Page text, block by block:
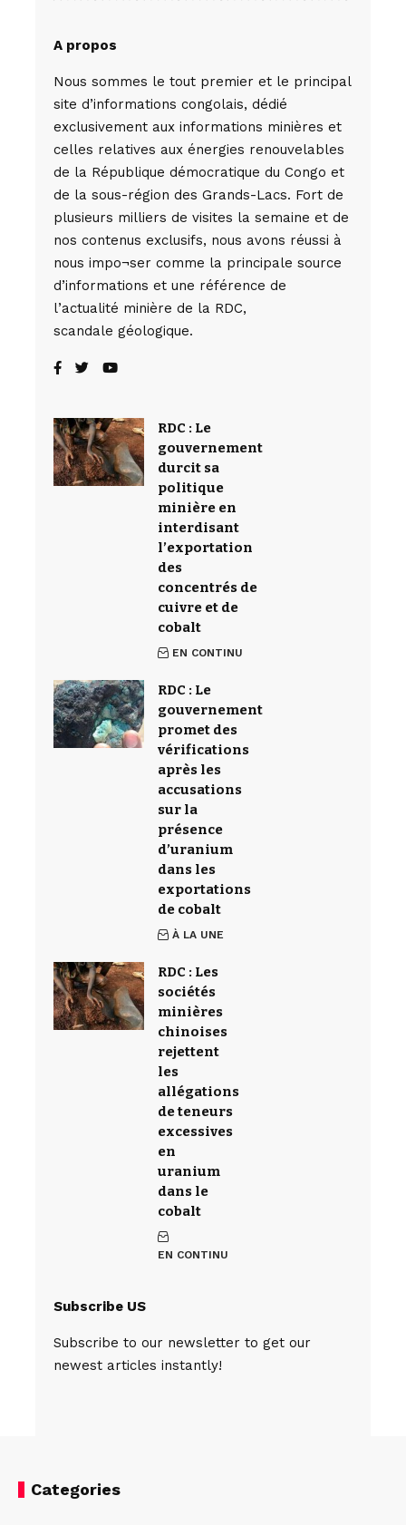
A propos
Nous sommes le tout premier et le principal
site d’informations congolais, dédié
exclusivement aux informations minières et
celles relatives aux énergies renouvelables
de la République démocratique du Congo et
de la sous-région des Grands-Lacs. Fort de
plusieurs milliers de visites la semaine et de
nos contenus exclusifs, nous avons réussi à
nous impo¬ser comme la principale source
d’informations et une référence de
l’actualité minière de la RDC,
scandale géologique.
RDC : Le
gouvernement
durcit sa
politique
minière en
interdisant
l’exportation
des
concentrés de
cuivre et de
cobalt
EN CONTINU
RDC : Le
gouvernement
promet des
vérifications
après les
accusations
sur la
présence
d’uranium
dans les
exportations
de cobalt
À LA UNE
RDC : Les
sociétés
minières
chinoises
rejettent
les
allégations
de teneurs
excessives
en
uranium
dans le
cobalt
EN CONTINU
Subscribe US
Subscribe to our newsletter to get our
newest articles instantly!
Categories